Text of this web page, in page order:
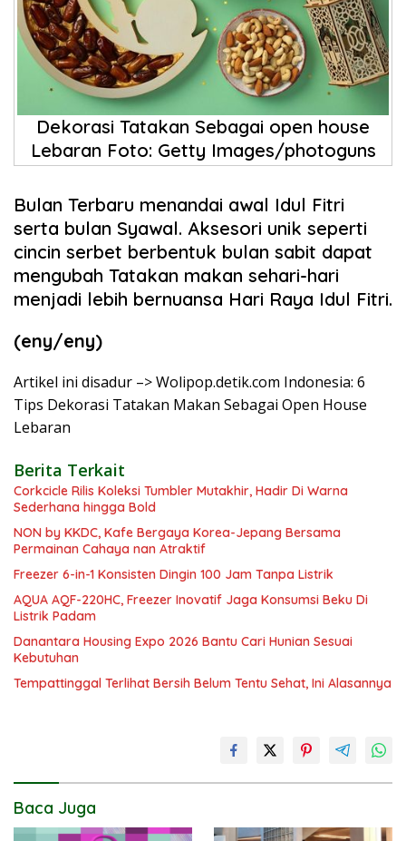
Dekorasi Tatakan Sebagai open house
Lebaran Foto: Getty Images/photoguns
Bulan Terbaru menandai awal Idul Fitri
serta bulan Syawal. Aksesori unik seperti
cincin serbet berbentuk bulan sabit dapat
mengubah Tatakan makan sehari-hari
menjadi lebih bernuansa Hari Raya Idul Fitri.
(eny/eny)
Artikel ini disadur –> Wolipop.detik.com Indonesia: 6
Tips Dekorasi Tatakan Makan Sebagai Open House
Lebaran
Berita Terkait
Corkcicle Rilis Koleksi Tumbler Mutakhir, Hadir Di Warna
Sederhana hingga Bold
NON by KKDC, Kafe Bergaya Korea-Jepang Bersama
Permainan Cahaya nan Atraktif
Freezer 6-in-1 Konsisten Dingin 100 Jam Tanpa Listrik
AQUA AQF-220HC, Freezer Inovatif Jaga Konsumsi Beku Di
Listrik Padam
Danantara Housing Expo 2026 Bantu Cari Hunian Sesuai
Kebutuhan
Tempattinggal Terlihat Bersih Belum Tentu Sehat, Ini Alasannya
Baca Juga